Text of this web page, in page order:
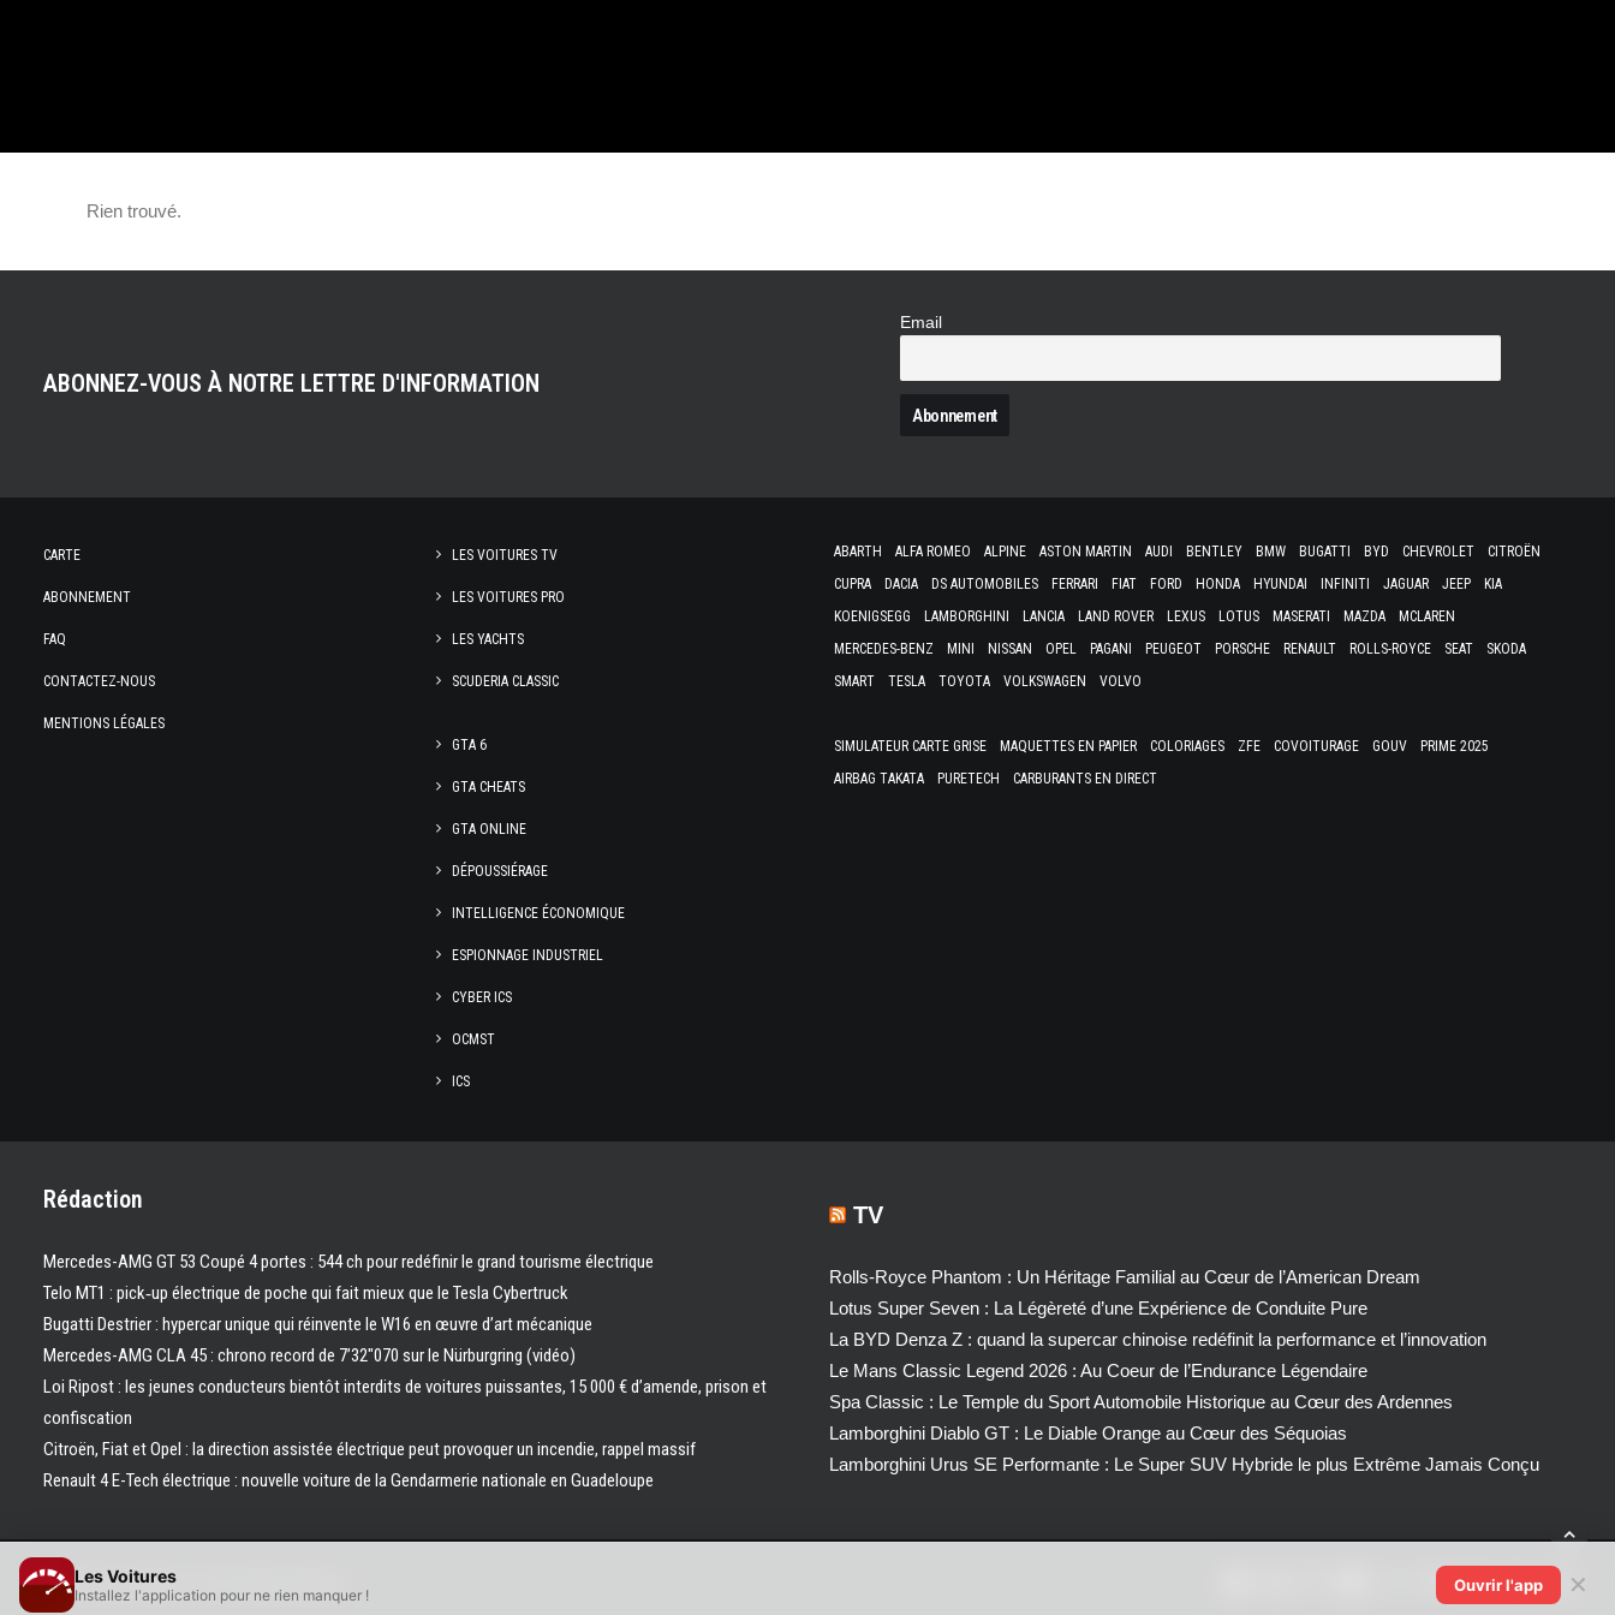
SUV
Rien trouvé.
ABONNEZ-VOUS À NOTRE LETTRE D'INFORMATION
Email
CARTE
ABONNEMENT
FAQ
CONTACTEZ-NOUS
MENTIONS LÉGALES
LES VOITURES TV
LES VOITURES PRO
LES YACHTS
SCUDERIA CLASSIC
GTA 6
GTA CHEATS
GTA ONLINE
DÉPOUSSIÉRAGE
INTELLIGENCE ÉCONOMIQUE
ESPIONNAGE INDUSTRIEL
CYBER ICS
OCMST
ICS
ABARTH ALFA ROMEO ALPINE ASTON MARTIN AUDI BENTLEY BMW BUGATTI BYD CHEVROLET
CITROËN
CUPRA
DACIA DS AUTOMOBILES FERRARI FIAT FORD HONDA HYUNDAI INFINITI JAGUAR JEEP
KIA
KOENIGSEGG
LAMBORGHINI LANCIA LAND ROVER LEXUS LOTUS MASERATI MAZDA
MCLAREN
MERCEDES-BENZ
MINI NISSAN OPEL PAGANI PEUGEOT PORSCHE RENAULT ROLLS-ROYCE SEAT
SKODA
SMART
TESLA TOYOTA VOLKSWAGEN VOLVO
SIMULATEUR CARTE GRISE MAQUETTES EN PAPIER COLORIAGES ZFE COVOITURAGE GOUV
PRIME 2025
AIRBAG TAKATA
PURETECH CARBURANTS EN DIRECT
Rédaction
Mercedes-AMG GT 53 Coupé 4 portes : 544 ch pour redéfinir le grand tourisme électrique
Telo MT1 : pick‑up électrique de poche qui fait mieux que le Tesla Cybertruck
Bugatti Destrier : hypercar unique qui réinvente le W16 en œuvre d’art mécanique
Mercedes-AMG CLA 45 : chrono record de 7’32″070 sur le Nürburgring (vidéo)
Loi Ripost : les jeunes conducteurs bientôt interdits de voitures puissantes, 15 000 € d’amende, prison et
confiscation
Citroën, Fiat et Opel : la direction assistée électrique peut provoquer un incendie, rappel massif
Renault 4 E-Tech électrique : nouvelle voiture de la Gendarmerie nationale en Guadeloupe
TV
Rolls-Royce Phantom : Un Héritage Familial au Cœur de l’American Dream
Lotus Super Seven : La Légèreté d’une Expérience de Conduite Pure
La BYD Denza Z : quand la supercar chinoise redéfinit la performance et l’innovation
Le Mans Classic Legend 2026 : Au Coeur de l’Endurance Légendaire
Spa Classic : Le Temple du Sport Automobile Historique au Cœur des Ardennes
Lamborghini Diablo GT : Le Diable Orange au Cœur des Séquoias
Lamborghini Urus SE Performante : Le Super SUV Hybride le plus Extrême Jamais Conçu
© 2026 Les Voitures. | Tous droits réservés.
Les Voitures
Installez l'application pour ne rien manquer !
Ouvrir l'app ✕